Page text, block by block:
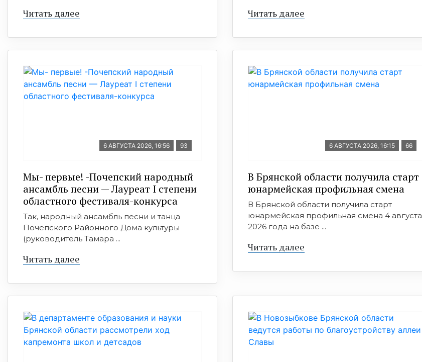
Читать далее Читать далее
6 АВГУСТА 2026, 16:56 93
Мы- первые! -Почепский народный
ансамбль песни — Лауреат I степени
областного фестиваля-конкурса
Так, народный ансамбль песни и танца
Почепского Районного Дома культуры
(руководитель Тамара ...
Читать далее
6 АВГУСТА 2026, 16:15 66
В Брянской области получила старт
юнармейская профильная смена
В Брянской области получила старт
юнармейская профильная смена 4 августа
2026 года на базе ...
Читать далее